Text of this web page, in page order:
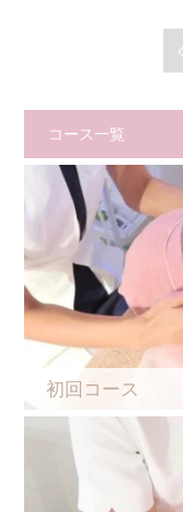
コース一覧
初回コース